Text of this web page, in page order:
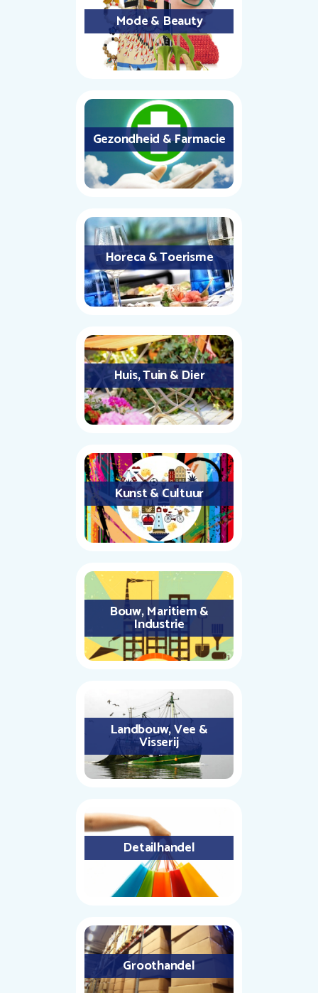
Mode & Beauty
Gezondheid & Farmacie
Horeca & Toerisme
Huis, Tuin & Dier
Kunst & Cultuur
Bouw, Maritiem &
Industrie
Landbouw, Vee &
Visserij
Detailhandel
Groothandel